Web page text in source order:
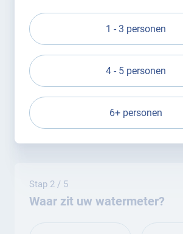
1 - 3 personen
4 - 5 personen
6+ personen
Waar zit uw watermeter?
Stap 2 / 5